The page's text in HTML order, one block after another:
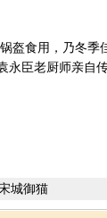
盔食用，乃冬季
永臣老厨师亲自
城御猫